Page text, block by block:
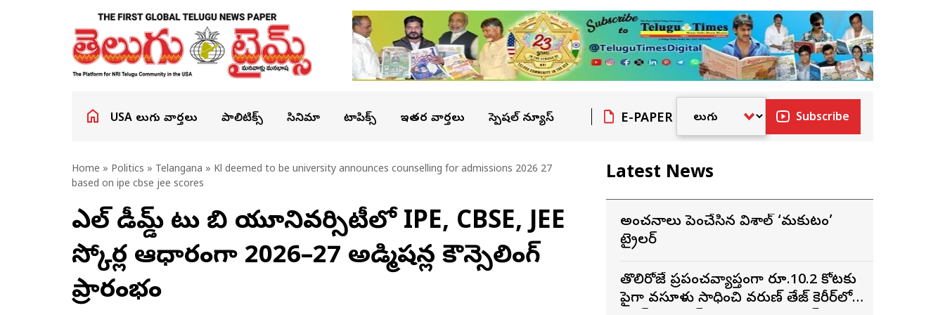
USA తెలుగు వార్తలు పాలిటిక్స్ సినిమా టాపిక్స్ ఇతర వార్తలు స్పెషల్ న్యూస్ E-PAPER Subscribe
Home » Politics » Telangana » Kl deemed to be university announces counselling for admissions 2026 27
based on ipe cbse jee scores
కేఎల్ డీమ్డ్ టు బి యూనివర్సిటీలో IPE, CBSE, JEE
స్కోర్ల ఆధారంగా 2026–27 అడ్మిషన్ల కౌన్సెలింగ్
ప్రారంభం
Latest News
అంచనాలు పెంచేసిన విశాల్ ‘మకుటం’
ట్రైలర్
తొలిరోజే ప్రపంచవ్యాప్తంగా రూ.10.2 కోట్లకు
పైగా వసూళ్లు సాధించి వరుణ్ తేజ్ కెరీర్‌లోనే